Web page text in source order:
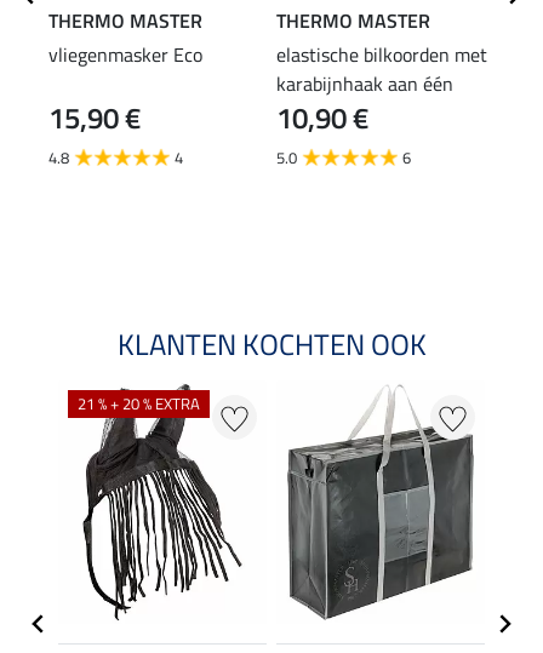
THERMO MASTER
vliegenmasker Eco
15,90 €
4.8 4
THERMO MASTER
elastische bilkoorden met
karabijnhaak aan één
zijde
10,90 €
5.0 6
KLANTEN KOCHTEN OOK
21 % + 20 % EXTRA